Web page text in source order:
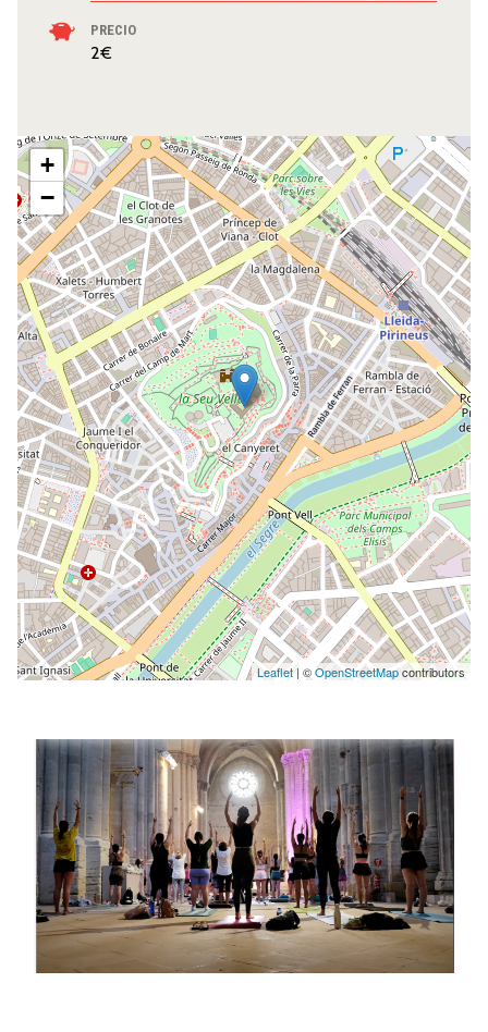
PRECIO
2€
+
−
Leaflet| ©OpenStreetMapcontributors